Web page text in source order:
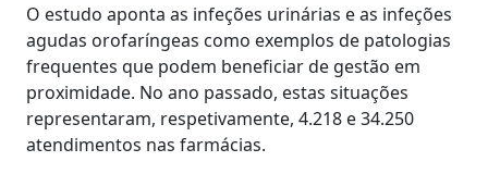
O estudo aponta as infeções urinárias e as infeções
agudas orofaríngeas como exemplos de patologias
frequentes que podem beneficiar de gestão em
proximidade. No ano passado, estas situações
representaram, respetivamente, 4.218 e 34.250
atendimentos nas farmácias.